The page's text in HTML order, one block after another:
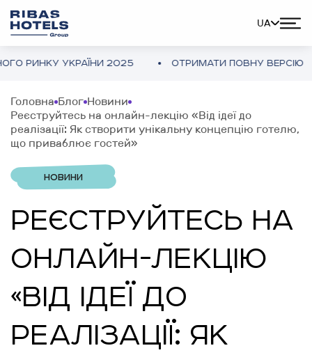
UA
УКРАЇНИ 2025 ОТРИМАТИ ПОВНУ ВЕРСІЮ
Головна Блог Новини
Реєструйтесь на онлайн-лекцію «Від ідеї до
реалізації: Як створити унікальну концепцію готелю,
що приваблює гостей»
НОВИНИ
РЕЄСТРУЙТЕСЬ НА
ОНЛАЙН-ЛЕКЦІЮ
«ВІД ІДЕЇ ДО
РЕАЛІЗАЦІЇ: ЯК